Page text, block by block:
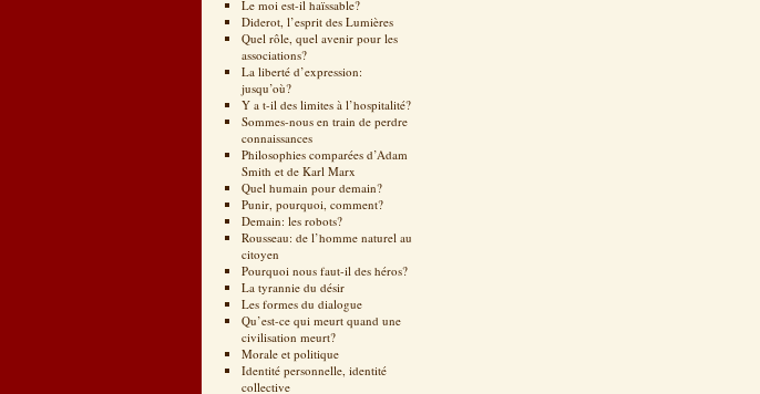
Le moi est-il haïssable?
Diderot, l’esprit des Lumières
Quel rôle, quel avenir pour les
associations?
La liberté d’expression:
jusqu’où?
Y a t-il des limites à l’hospitalité?
Sommes-nous en train de perdre
connaissances
Philosophies comparées d’Adam
Smith et de Karl Marx
Quel humain pour demain?
Punir, pourquoi, comment?
Demain: les robots?
Rousseau: de l’homme naturel au
citoyen
Pourquoi nous faut-il des héros?
La tyrannie du désir
Les formes du dialogue
Qu’est-ce qui meurt quand une
civilisation meurt?
Morale et politique
Identité personnelle, identité
collective